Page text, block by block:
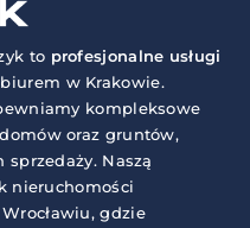
to profesjonalne usługi
w Krakowie.
kompleksowe
oraz gruntów,
sprzedaży. Naszą
nieruchomości
gdzie